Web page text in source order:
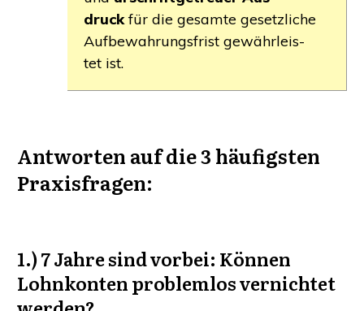
druckfür die gesam­te gesetz­li­che
Auf­be­wah­rungs­frist gewähr­leis­
tet ist.
Ant­wor­ten auf die 3 häu­figs­ten
Pra­xis­fra­gen:
1.) 7 Jah­re sind vor­bei: Kön­nen
Lohn­kon­ten pro­blem­los ver­nich­tet